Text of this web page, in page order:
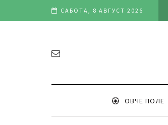
САБОТА, 8 АВГУСТ 2026
во клубот и репрезентацијата“
ОВЧЕ ПОЛЕ